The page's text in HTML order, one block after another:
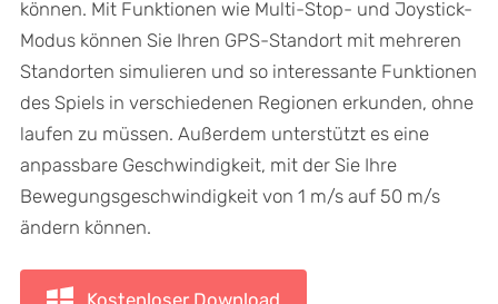
können. Mit Funktionen wie Multi-Stop- und Joystick-
Modus können Sie Ihren GPS-Standort mit mehreren
Standorten simulieren und so interessante Funktionen
des Spiels in verschiedenen Regionen erkunden, ohne
laufen zu müssen. Außerdem unterstützt es eine
anpassbare Geschwindigkeit, mit der Sie Ihre
Bewegungsgeschwindigkeit von 1 m/s auf 50 m/s
ändern können.